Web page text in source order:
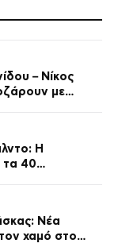
– Νίκος
με
Η
τα 40
Νέα
χαμό στο